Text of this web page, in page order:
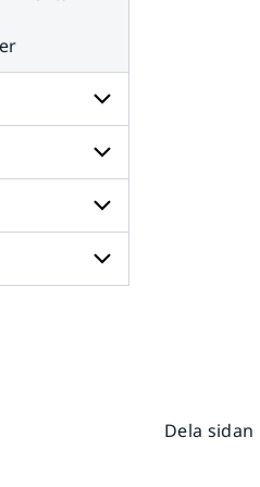
Undersidor
för
Radar
och
satellit
Undersidor
för
Väder
till
havs
Undersidor
för
Dela sidan